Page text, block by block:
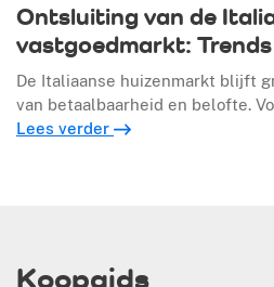
Ontsluiting van de
vastgoedmarkt:
De Italiaanse huizenmarkt blijft
van betaalbaarheid en belofte.
Lees verder
Koopgids